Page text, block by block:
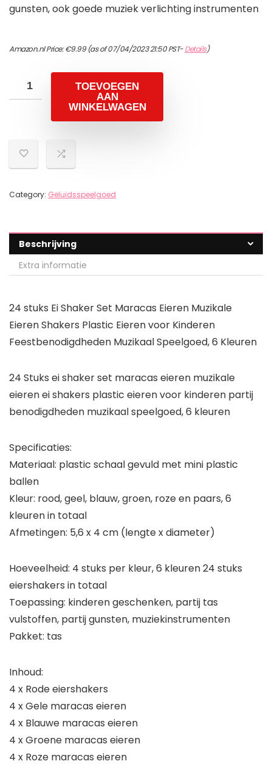
gunsten, ook goede muziek verlichting instrumenten
Amazon.nl Price:€9.99(as of 07/04/2023 21:50 PST-Details)
TOEVOEGEN
AAN
WINKELWAGEN
Category: Geluidsspeelgoed
Beschrijving
Extra informatie
24 stuks Ei Shaker Set Maracas Eieren Muzikale
Eieren Shakers Plastic Eieren voor Kinderen
Feestbenodigdheden Muzikaal Speelgoed, 6 Kleuren
24 Stuks ei shaker set maracas eieren muzikale
eieren ei shakers plastic eieren voor kinderen partij
benodigdheden muzikaal speelgoed, 6 kleuren
Specificaties:
Materiaal: plastic schaal gevuld met mini plastic
ballen
Kleur: rood, geel, blauw, groen, roze en paars, 6
kleuren in totaal
Afmetingen: 5,6 x 4 cm (lengte x diameter)
Hoeveelheid: 4 stuks per kleur, 6 kleuren 24 stuks
eiershakers in totaal
Toepassing: kinderen geschenken, partij tas
vulstoffen, partij gunsten, muziekinstrumenten
Pakket: tas
Inhoud:
4 x Rode eiershakers
4 x Gele maracas eieren
4 x Blauwe maracas eieren
4 x Groene maracas eieren
4 x Roze maracas eieren